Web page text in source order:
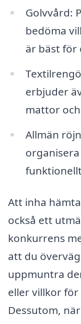
Golvvård:
bedöma
är bäst för
erbjuder
mattor
Allmän
Att inha
också ett
konkurrens
att du
uppmuntra
eller villkor
Dessutom,